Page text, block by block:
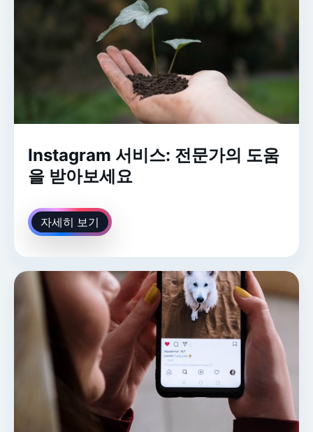
Instagram 서비스: 전문가의 도움
을 받아보세요
자세히 보기